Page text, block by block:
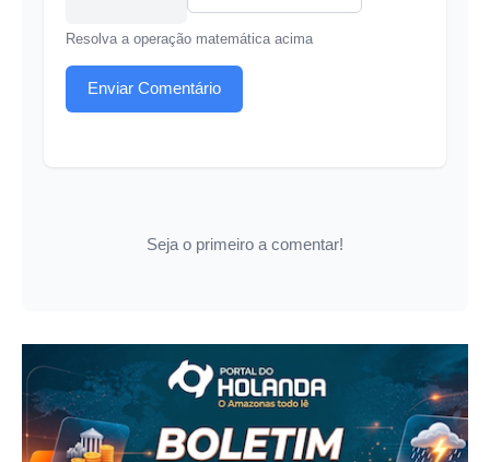
Resolva a operação matemática acima
Enviar Comentário
Seja o primeiro a comentar!